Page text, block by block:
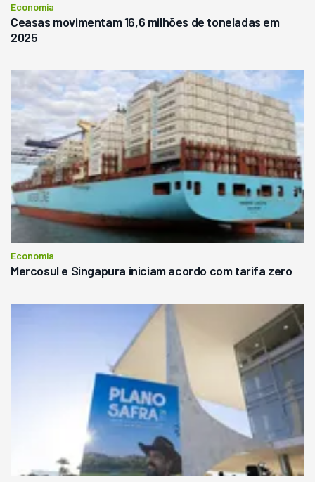
Economia
Ceasas movimentam 16,6 milhões de toneladas em
2025
Economia
Mercosul e Singapura iniciam acordo com tarifa zero